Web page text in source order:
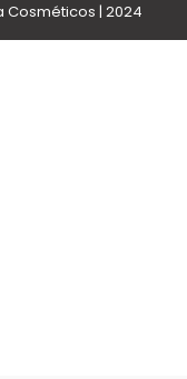
| 2024